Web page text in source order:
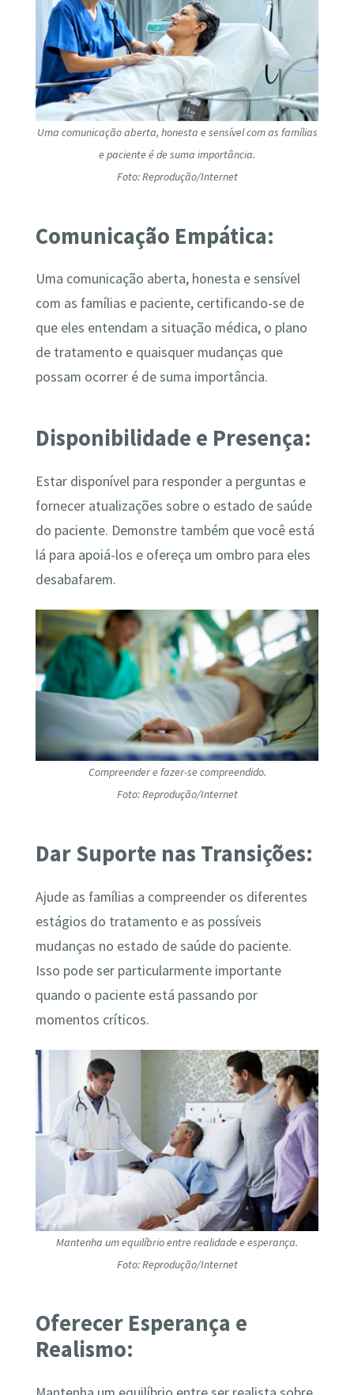
Uma comunicação aberta, honesta e sensível com as famílias
e paciente é de suma importância.
Foto: Reprodução/Internet
Comunicação Empática:
Uma comunicação aberta, honesta e sensível
com as famílias e paciente, certificando-se de
que eles entendam a situação médica, o plano
de tratamento e quaisquer mudanças que
possam ocorrer é de suma importância.
Disponibilidade e Presença:
Estar disponível para responder a perguntas e
fornecer atualizações sobre o estado de saúde
do paciente. Demonstre também que você está
lá para apoiá-los e ofereça um ombro para eles
desabafarem.
Compreender e fazer-se compreendido.
Foto: Reprodução/Internet
Dar Suporte nas Transições:
Ajude as famílias a compreender os diferentes
estágios do tratamento e as possíveis
mudanças no estado de saúde do paciente.
Isso pode ser particularmente importante
quando o paciente está passando por
momentos críticos.
Mantenha um equilíbrio entre realidade e esperança.
Foto: Reprodução/Internet
Oferecer Esperança e
Realismo: